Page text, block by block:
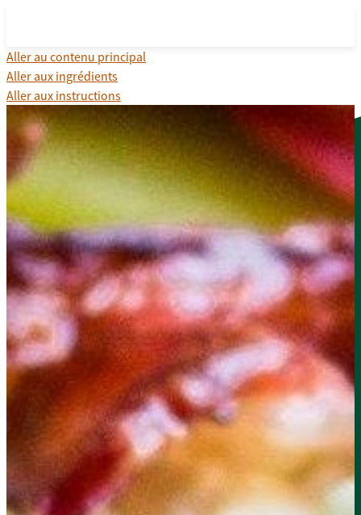
Aller au contenu principal
Aller aux ingrédients
Aller aux instructions